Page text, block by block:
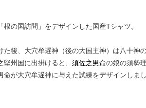
根の国訪問」をデザインした国産Tシャツ。
た後、大穴牟遅神（後の大国主神）は八十神
堅州国に出掛けると、 須佐之男命の娘の須勢
命が大穴牟遅神に与えた試練をデザインしまし